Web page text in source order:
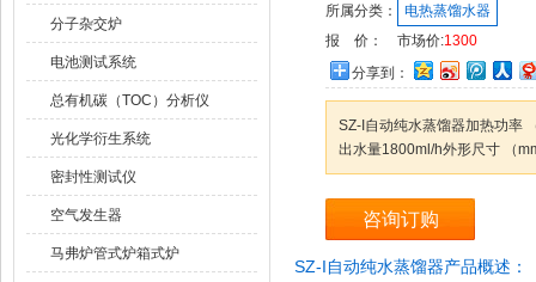
分子杂交炉
电池测试系统
总有机碳（TOC）分析仪
光化学衍生系统
密封性测试仪
空气发生器
马弗炉管式炉箱式炉
所属分类：
电热蒸馏水器
报 价：
市场价:1300
分享到：
SZ-I自动纯水蒸馏器加热功率
出水量1800ml/h外形尺寸 （
咨询订购
SZ-I自动纯水蒸馏器产品概述：